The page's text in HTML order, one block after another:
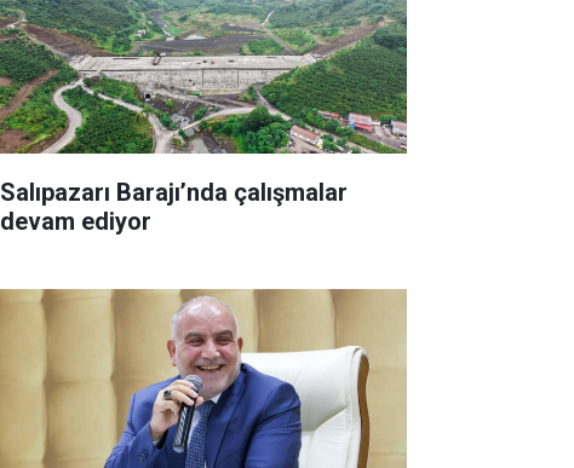
Salıpazarı Barajı’nda çalışmalar
devam ediyor